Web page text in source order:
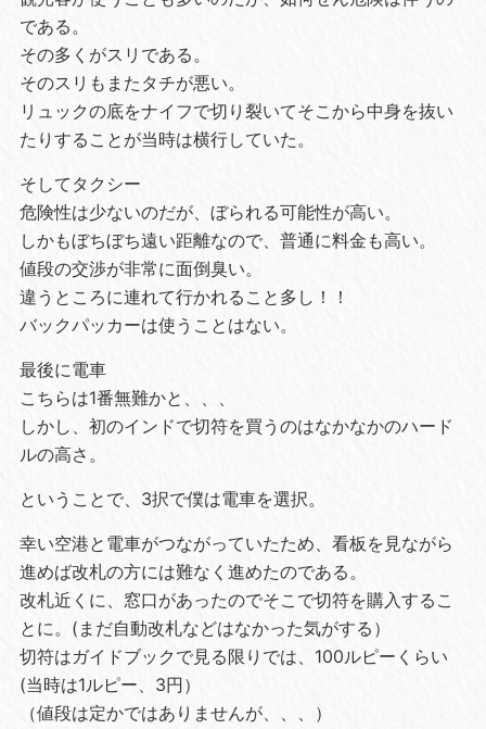
である。
その多くがスリである。
そのスリもまたタチが悪い。
リュックの底をナイフで切り裂いてそこから中身を抜い
たりすることが当時は横行していた。
そしてタクシー
危険性は少ないのだが、ぼられる可能性が高い。
しかもぼちぼち遠い距離なので、普通に料金も高い。
値段の交渉が非常に面倒臭い。
違うところに連れて行かれること多し！！
バックパッカーは使うことはない。
最後に電車
こちらは1番無難かと、、、
しかし、初のインドで切符を買うのはなかなかのハード
ルの高さ。
ということで、3択で僕は電車を選択。
幸い空港と電車がつながっていたため、看板を見ながら
進めば改札の方には難なく進めたのである。
改札近くに、窓口があったのでそこで切符を購入するこ
とに。(まだ自動改札などはなかった気がする）
切符はガイドブックで見る限りでは、100ルピーくらい
(当時は1ルピー、3円）
（値段は定かではありませんが、、、）